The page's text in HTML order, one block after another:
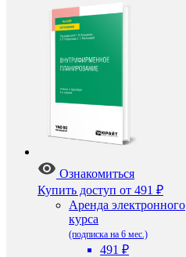
Ознакомиться
Купить доступ от 491 ₽
Аренда электронного
курса
(подписка на 6 мес.)
491 ₽